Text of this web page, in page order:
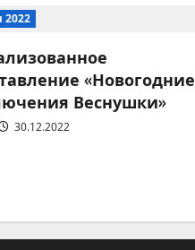
2022
«Новогодние
Веснушки»
30.12.2022